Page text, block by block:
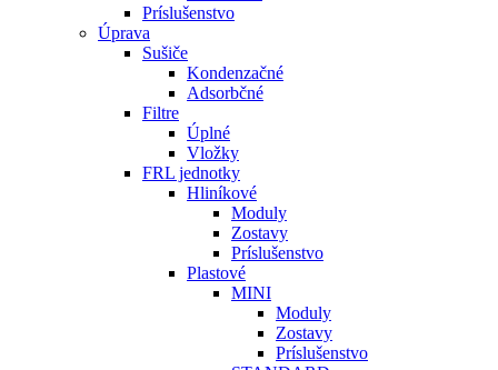
Príslušenstvo
Úprava
Sušiče
Kondenzačné
Adsorbčné
Filtre
Úplné
Vložky
FRL jednotky
Hliníkové
Moduly
Zostavy
Príslušenstvo
Plastové
MINI
Moduly
Zostavy
Príslušenstvo